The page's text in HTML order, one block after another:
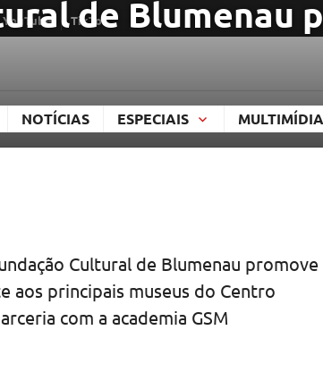
YouTube TikTok
TAL
NOTÍCIAS ESPECIAIS MULTIMÍDIA
de Blumenau
Cultural de Blumenau promove
aos principais museus do Centro
com a academia GSM